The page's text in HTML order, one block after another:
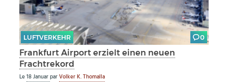
LUFTVERKEHR 0
Frankfurt Airport erzielt einen neuen
Frachtrekord
Le18 JanuarparVolker K. Thomalla